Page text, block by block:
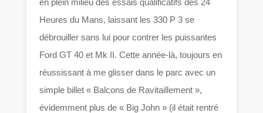
Heures du Mans, laissant les 330 P 3 se
débrouiller sans lui pour contrer les puissantes
Ford GT 40 et Mk II. Cette année-là, toujours en
réussissant à me glisser dans le parc avec un
simple billet « Balcons de Ravitaillement »,
évidemment plus de « Big John » (il était rentré